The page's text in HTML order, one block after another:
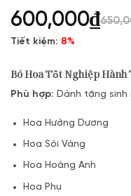
600,000₫
Tiết kiệm: 8%
Bó Hoa Tốt Nghiệp
Phù hợp: Dành tặng
Hoa Hướng Dương
Hoa Sói Vàng
Hoa Hoàng Anh
Hoa Phụ